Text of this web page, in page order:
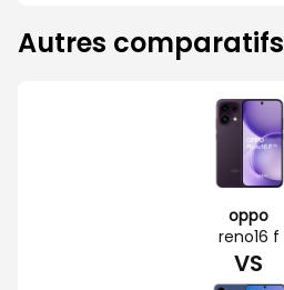
Autres comparatifs
oppo
reno16 f
VS